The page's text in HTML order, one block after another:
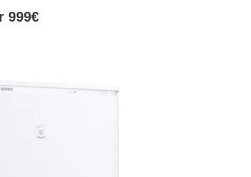
999€